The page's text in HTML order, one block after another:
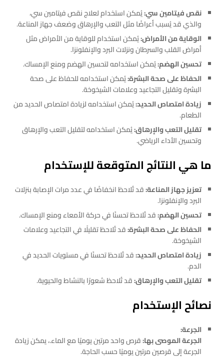
نقص فيتامين سي:يُمكن استخدام لعلاج نقص فيتامين سي،
والذي قد يُسبب أعراضًا مثل التعب والإرهاق وضعف جهاز المناعة.
الوقاية من الأمراض:يُمكن استخدام للوقاية من الأمراض مثل
أمراض القلب والسرطان ونزلات البرد والإنفلونزا.
تحسين الهضم:يُمكن استخدامه لتحسين الهضم ومنع الإمساك.
الحفاظ على صحة البشرة:يُمكن استخدامه للحفاظ على صحة
البشرة وتقليل التجاعيد وعلامات الشيخوخة.
زيادة امتصاص الحديد:يُمكن استخدامه لزيادة امتصاص الحديد من
الطعام.
تقليل التعب والإرهاق:يُمكن استخدامه لتقليل التعب والإرهاق
وتحسين الأداء الرياضي.
ما هي النتائج المتوقعة للإستخدام
تعزيز جهاز المناعة:قد تُلاحظ انخفاضًا في عدد مرات الإصابة بنزلات
البرد والإنفلونزا.
تحسين الهضم:قد تُلاحظ تحسنًا في حركة الأمعاء ومنع الإمساك.
الحفاظ على صحة البشرة:قد تُلاحظ تقليلًا في التجاعيد وعلامات
الشيخوخة.
زيادة امتصاص الحديد:قد تُلاحظ تحسنًا في مستويات الحديد في
الدم.
تقليل التعب والإرهاق:قد تُلاحظ شعورًا بالنشاط والحيوية.
نصائح الإستخدام
الجرعة:
الجرعة الموصى بها:قرص واحد مرتين يوميًا مع الماء.، يمكن زيادة
الجرعة إلى قرصين مرتين يوميًا حسب الحاجة.